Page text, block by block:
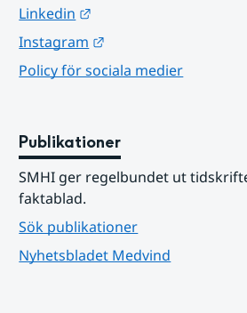
Linkedin
Instagram
Policy för sociala medier
Publikationer
SMHI ger regelbundet ut
faktablad.
Sök publikationer
Nyhetsbladet Medvind